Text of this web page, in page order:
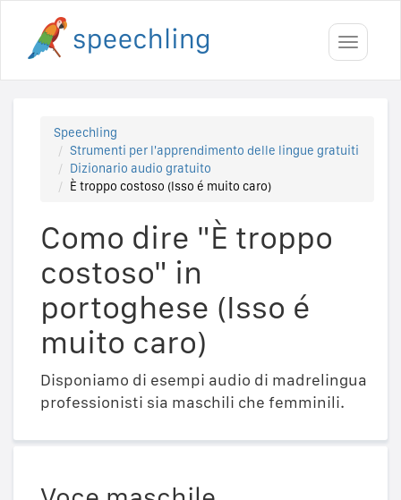
Toggle
Speechling
Strumenti per l'apprendimento delle lingue gratuiti
Dizionario audio gratuito
È troppo costoso (Isso é muito caro)
Como dire "È troppo
costoso" in
portoghese (Isso é
muito caro)
Disponiamo di esempi audio di madrelingua
professionisti sia maschili che femminili.